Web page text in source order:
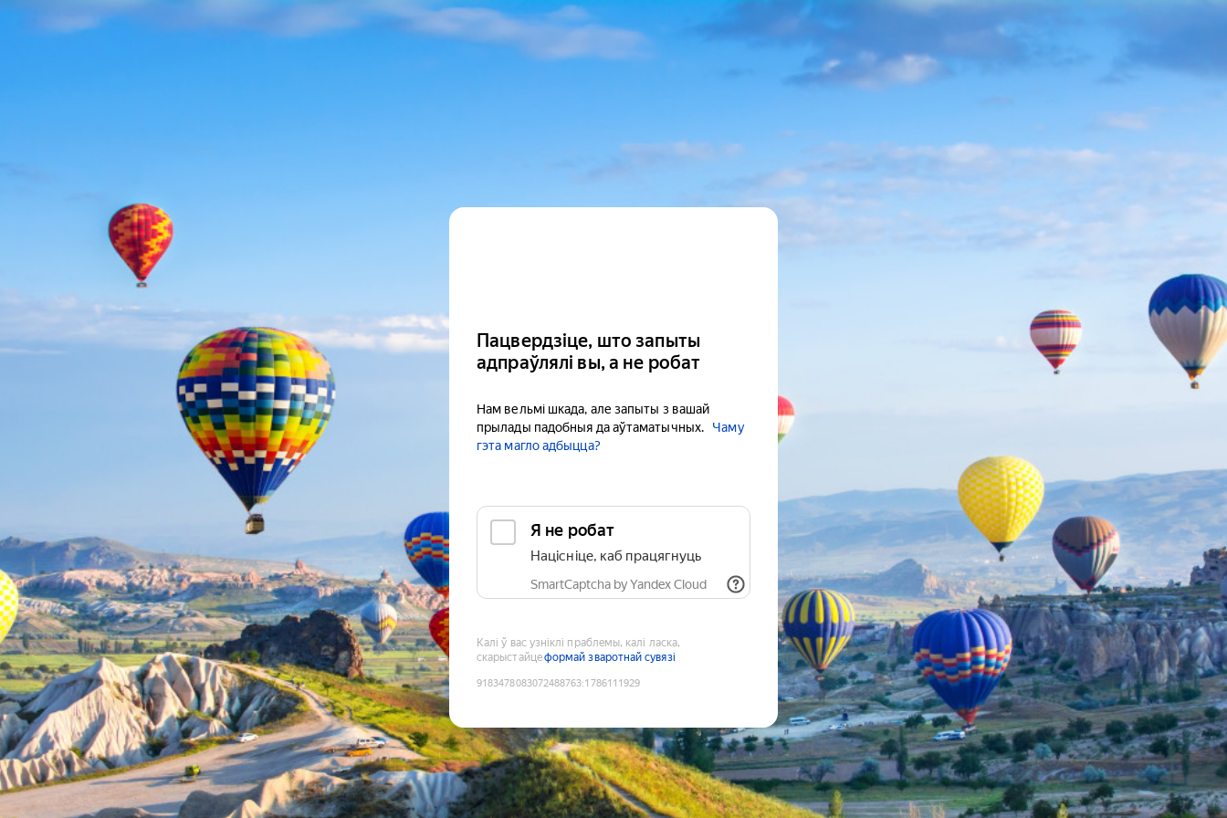
Пацвердзіце, што запыты
адпраўлялі вы, а не робат
Нам вельмі шкада, але запыты з вашай
прылады падобныя да аўтаматычных.
Чаму
гэта магло адбыцца?
Я не робат
Націсніце, каб працягнуць
SmartCaptcha by Yandex Cloud
Калі ў вас узніклі праблемы, калі ласка,
скарыстайцеформай зваротнай сувязі
9183478083072488763:1786111929